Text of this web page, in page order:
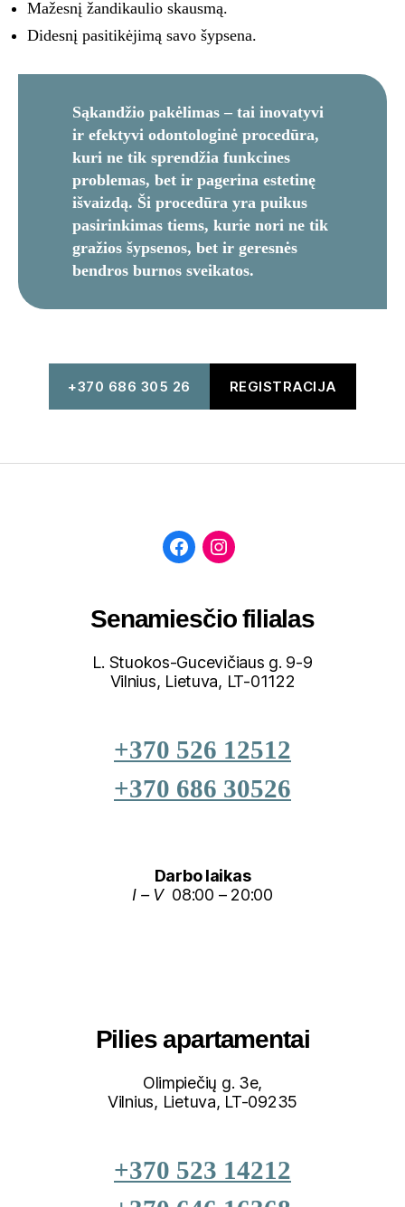
Mažesnį žandikaulio skausmą.
Didesnį pasitikėjimą savo šypsena.
Sąkandžio pakėlimas – tai inovatyvi
ir efektyvi odontologinė procedūra,
kuri ne tik sprendžia funkcines
problemas, bet ir pagerina estetinę
išvaizdą. Ši procedūra yra puikus
pasirinkimas tiems, kurie nori ne tik
gražios šypsenos, bet ir geresnės
bendros burnos sveikatos.
+370 686 305 26 REGISTRACIJA
Senamiesčio filialas
L. Stuokos-Gucevičiaus g. 9-9
Vilnius, Lietuva, LT-01122
+370 526 12512
+370 686 30526
Darbo laikas
I – V08:00 – 20:00
Pilies apartamentai
Olimpiečių g. 3e,
Vilnius, Lietuva, LT-09235
+370 523 14212